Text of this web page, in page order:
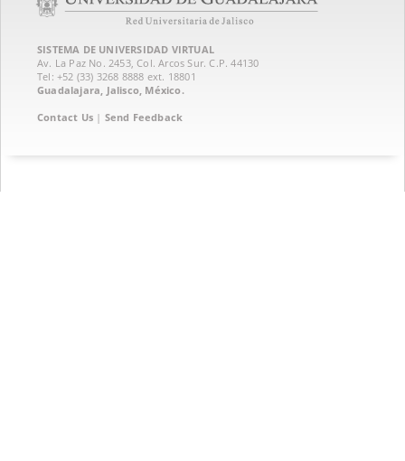
SISTEMA DE UNIVERSIDAD VIRTUAL
Av. La Paz No. 2453, Col. Arcos Sur. C.P. 44130
Tel: +52 (33) 3268 8888‏ ext. 18801
Guadalajara, Jalisco, México.
Contact Us | Send Feedback